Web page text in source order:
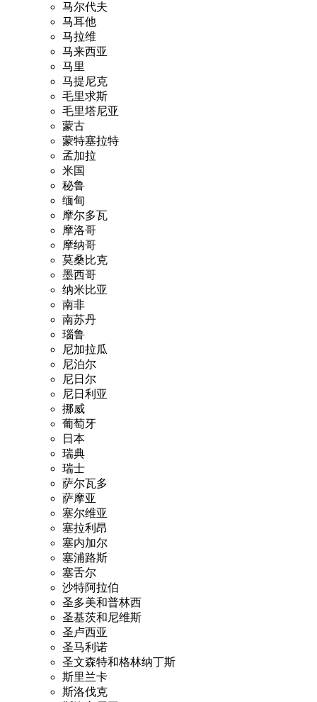
马尔代夫
马耳他
马拉维
马来西亚
马里
马提尼克
毛里求斯
毛里塔尼亚
蒙古
蒙特塞拉特
孟加拉
米国
秘鲁
缅甸
摩尔多瓦
摩洛哥
摩纳哥
莫桑比克
墨西哥
纳米比亚
南非
南苏丹
瑙鲁
尼加拉瓜
尼泊尔
尼日尔
尼日利亚
挪威
葡萄牙
日本
瑞典
瑞士
萨尔瓦多
萨摩亚
塞尔维亚
塞拉利昂
塞内加尔
塞浦路斯
塞舌尔
沙特阿拉伯
圣多美和普林西
圣基茨和尼维斯
圣卢西亚
圣马利诺
圣文森特和格林纳丁斯
斯里兰卡
斯洛伐克